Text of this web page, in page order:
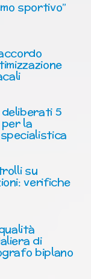
sportivo”
deliberati 5
per la
su
verifiche
di
biplano